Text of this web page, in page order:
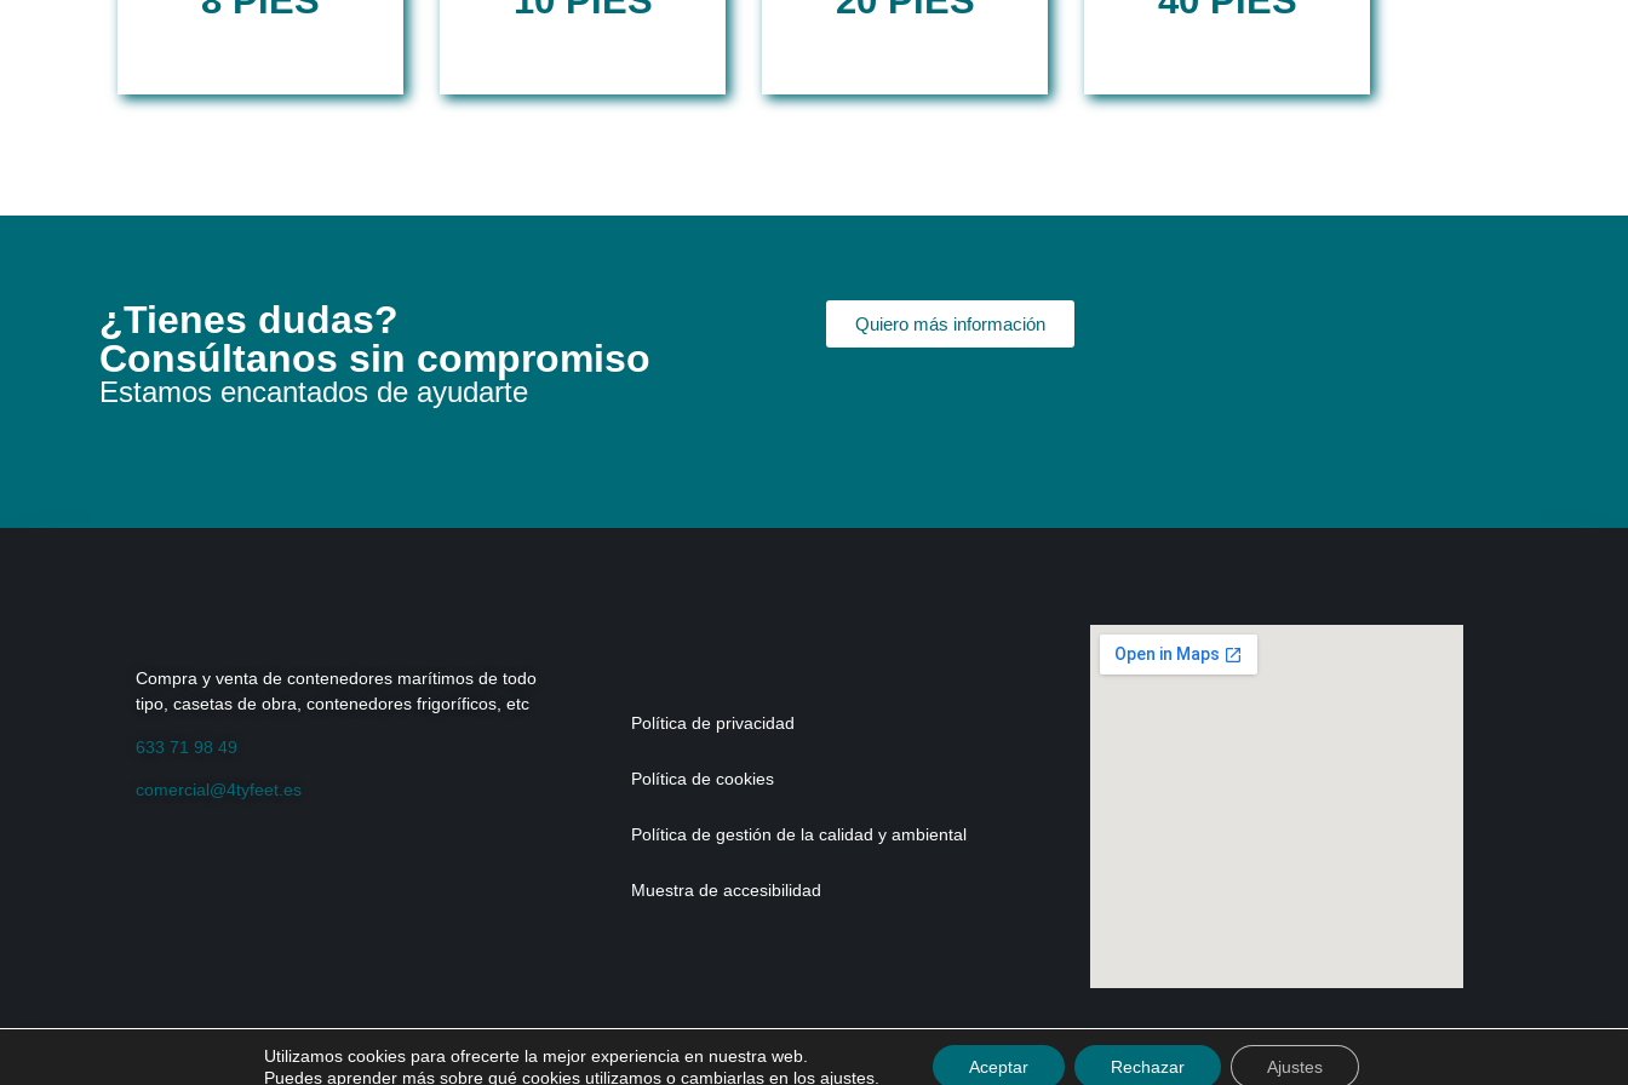
¿Tienes dudas?
Consúltanos sin compromiso
Estamos encantados de ayudarte
Quiero más información
Compra y venta de contenedores marítimos de todo
tipo, casetas de obra, contenedores frigoríficos, etc
633 71 98 49
comercial@4tyfeet.es
Política de privacidad
Política de cookies
Política de gestión de la calidad y ambiental
Muestra de accesibilidad
4TYFEET – 2025 Todos los derechos reservados Contenedores marítimos reciclados
Utilizamos cookies para ofrecerte la mejor experiencia en nuestra web.
Puedes aprender más sobre qué cookies utilizamos o cambiarlas en los ajustes.
Aceptar Rechazar Ajustes